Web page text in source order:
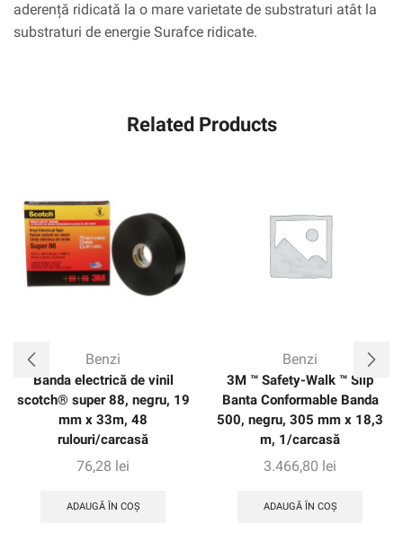
aderență ridicată la o mare varietate de substraturi atât la
substraturi de energie Surafce ridicate.
Related Products
Benzi
Banda electrică de vinil
scotch® super 88, negru, 19
mm x 33m, 48
rulouri/carcasă
76,28 lei
ADAUGĂ ÎN COȘ
Benzi
3M ™ Safety-Walk ™ Slip
Banta Conformable Banda
500, negru, 305 mm x 18,3
m, 1/carcasă
3.466,80 lei
ADAUGĂ ÎN COȘ